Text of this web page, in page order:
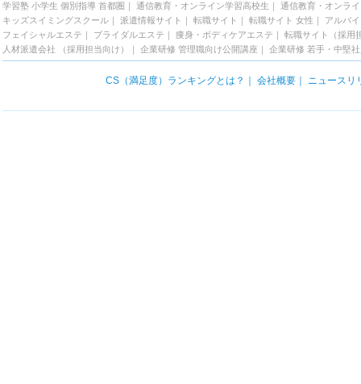
学習塾 小学生 個別指導 首都圏 ｜ 通信教育・オンライン学習高校生 ｜
通信教育・オンラ
キッズスイミングスクール｜ 派遣情報サイト ｜ 転職サイト ｜ 転職サイト 女性 ｜
アルバ
フェイシャルエステ ｜ ブライダルエステ ｜ 痩身・ボディケアエステ ｜ 転職サイト（採用
人材派遣会社 （採用担当向け）
｜ 企業研修 管理職向け公開講座 ｜ 企業研修 若手・中堅
CS（満足度）ランキングとは？ 会社概要｜ ニュースリ